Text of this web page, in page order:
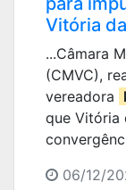
Vitória
...Câmara
(CMVC),
vereadora
que Vitória
06/12/